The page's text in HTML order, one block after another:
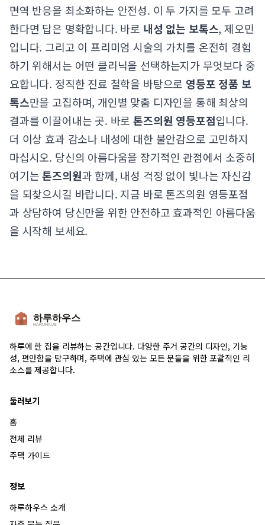
면역 반응을 최소화하는 안전성. 이 두 가지를 모두 고려
한다면 답은 명확합니다. 바로 내성 없는 보톡스, 제오민
입니다. 그리고 이 프리미엄 시술의 가치를 온전히 경험
하기 위해서는 어떤 클리닉을 선택하는지가 무엇보다 중
요합니다. 정직한 진료 철학을 바탕으로 영등포 정품 보
톡스만을 고집하며, 개인별 맞춤 디자인을 통해 최상의
결과를 이끌어내는 곳. 바로톤즈의원 영등포점입니다.
더 이상 효과 감소나 내성에 대한 불안감으로 고민하지
마십시오. 당신의 아름다움을 장기적인 관점에서 소중히
여기는톤즈의원과 함께, 내성 걱정 없이 빛나는 자신감
을 되찾으시길 바랍니다. 지금 바로 톤즈의원 영등포점
과 상담하여 당신만을 위한 안전하고 효과적인 아름다움
을 시작해 보세요.
하루에 한 집을 리뷰하는 공간입니다. 다양한 주거 공간의 디자인, 기능
성, 편안함을 탐구하며, 주택에 관심 있는 모든 분들을 위한 포괄적인 리
소스를 제공합니다.
둘러보기
홈
전체 리뷰
주택 가이드
정보
하루하우스 소개